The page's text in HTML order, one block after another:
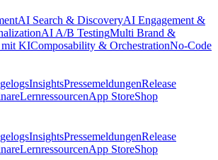
AI Search & DiscoveryAI Engagement &
AI A/B TestingMulti Brand &
mit KIComposability & OrchestrationNo-Code
InsightsPressemeldungenRelease
LernressourcenApp StoreShop
InsightsPressemeldungenRelease
LernressourcenApp StoreShop